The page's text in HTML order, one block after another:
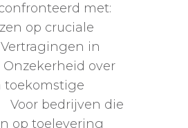
met:
op cruciale
in
over
toekomstige
Voor bedrijven die
op toelevering